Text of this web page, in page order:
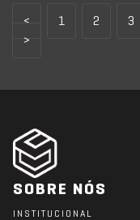
< 1 2 3
>
SOBRE NÓS
INSTITUCIONAL